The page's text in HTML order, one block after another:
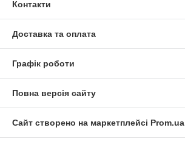
Контакти
Доставка та оплата
Графік роботи
Повна версія сайту
Сайт створено на маркетплейсі Prom.ua